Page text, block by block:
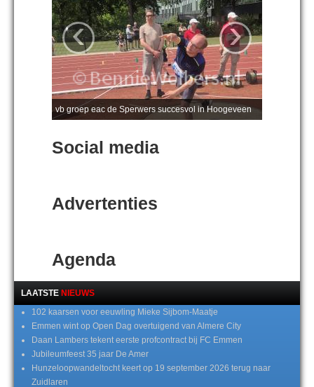
vb groep eac de Sperwers succesvol in Hoogeveen
‹ ›
Social media
Advertenties
Agenda
LAATSTE NIEUWS
102 kaarsen voor eeuwling Mieke Sijbom-Maatje
Emmen wint op Open Dag overtuigend van Almere City
Daan Lambers tekent eerste profcontract bij FC Emmen
Jubileumfeest 35 jaar De Amer
Hunzeloopwandeltocht keert op 19 september 2026 terug naar
Zuidlaren